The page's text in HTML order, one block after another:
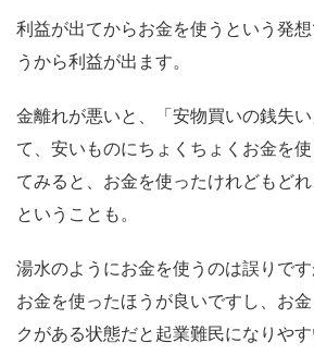
利益が出てからお金を使うという発
うから利益が出ます。
金離れが悪いと、「安物買いの銭失
て、安いものにちょくちょくお金を
てみると、お金を使ったけれどもど
ということも。
湯水のようにお金を使うのは誤りで
お金を使ったほうが良いですし、お
クがある状態だと起業難民になりやす